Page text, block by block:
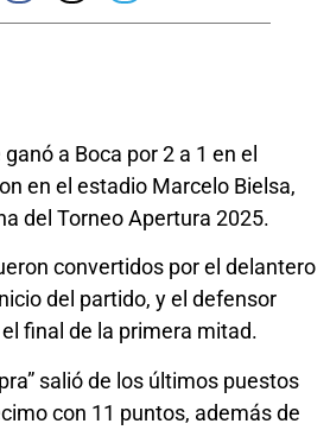
ganó a Boca por 2 a 1 en el
en el estadio Marcelo Bielsa,
del Torneo Apertura 2025.
convertidos por el delantero
del partido, y el defensor
final de la primera mitad.
salió de los últimos puestos
con 11 puntos, además de